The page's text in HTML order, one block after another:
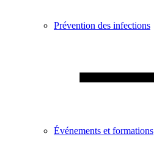
Prévention des infections
Événements et formations